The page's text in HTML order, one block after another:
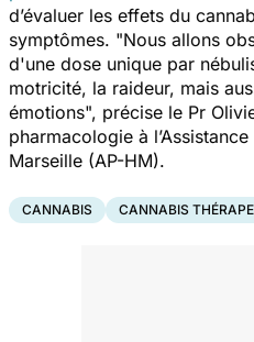
d’évaluer les effets du
symptômes. "Nous allons
d'une dose unique par
motricité, la raideur, mais
émotions", précise le Pr
pharmacologie à
Marseille (AP-HM).
CANNABIS CANNABIS